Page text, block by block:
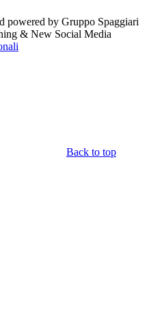
powered by Gruppo Spaggiari
& New Social Media
Back to top